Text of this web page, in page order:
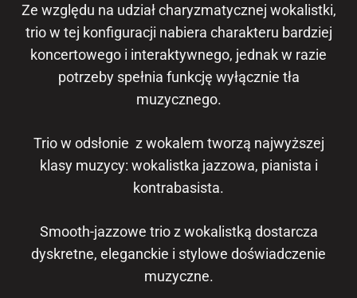
Ze względu na udział charyzmatycznej wokalistki,
trio w tej konfiguracji nabiera charakteru bardziej
koncertowego i interaktywnego, jednak w razie
potrzeby spełnia funkcję wyłącznie tła
muzycznego.
Trio w odsłonie z wokalem tworzą najwyższej
klasy muzycy: wokalistka jazzowa, pianista i
kontrabasista.
Smooth-jazzowe trio z wokalistką dostarcza
dyskretne, eleganckie i stylowe doświadczenie
muzyczne.